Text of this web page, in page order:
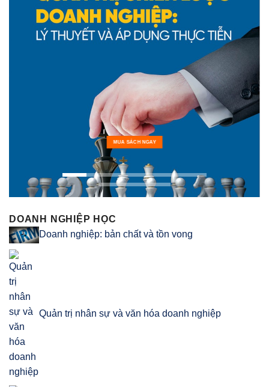
MUA SÁCH NGAY
DOANH NGHIỆP HỌC
Doanh nghiệp: bản chất và tồn vong
Quản trị nhân sự và văn hóa doanh nghiệp